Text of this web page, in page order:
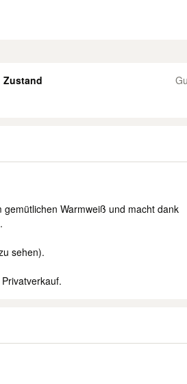
Zustand
Warmweiß und macht dank
sehen).